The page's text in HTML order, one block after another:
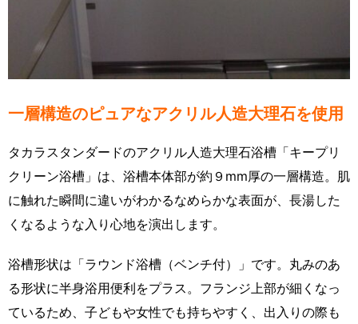
一層構造のピュアなアクリル人造大理石を使用
タカラスタンダードのアクリル人造大理石浴槽「キープリ
クリーン浴槽」は、浴槽本体部が約９mm厚の一層構造。肌
に触れた瞬間に違いがわかるなめらかな表面が、長湯した
くなるような入り心地を演出します。
浴槽形状は「ラウンド浴槽（ベンチ付）」です。丸みのあ
る形状に半身浴用便利をプラス。フランジ上部が細くなっ
ているため、子どもや女性でも持ちやすく、出入りの際も